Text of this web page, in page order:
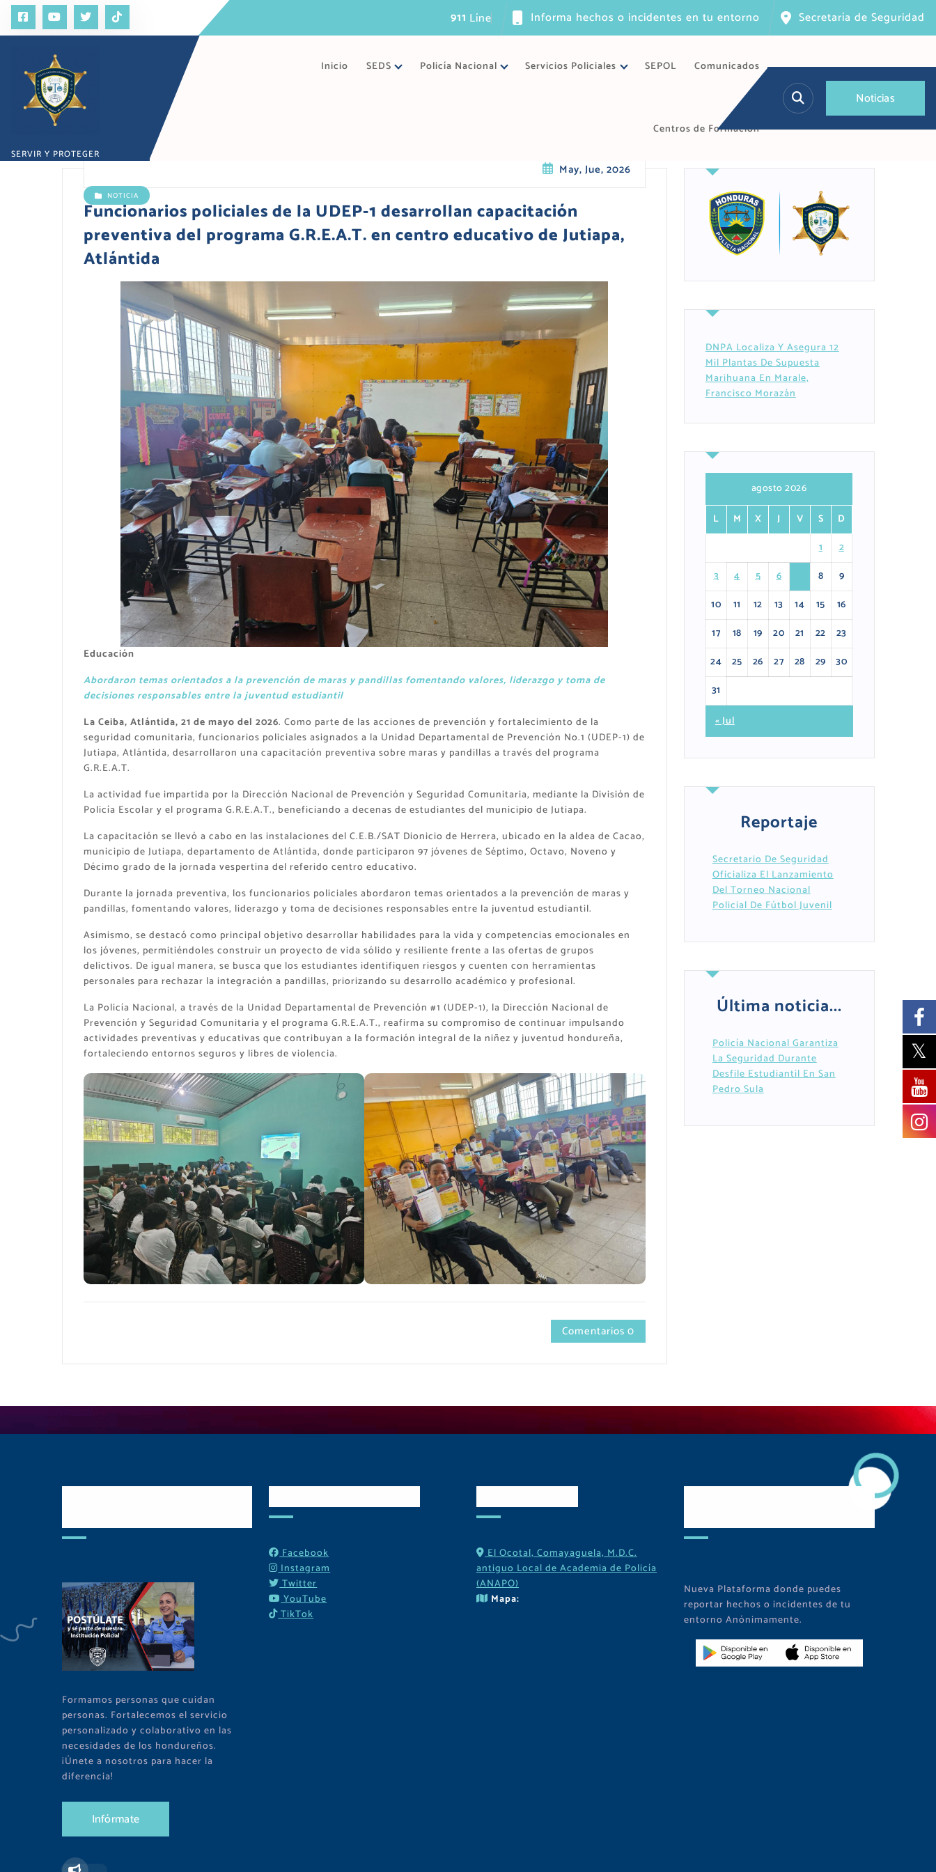
l
n
eaú nica Informa hechos o incidentes en tu entorno Secretaría de Seguridad
SERVIR Y PROTEGER
Inicio SEDS Policía Nacional Servicios Policiales SEPOL Comunicados
Centros de Formación
Noticias
May, Jue, 2026
NOTICIA
Funcionarios policiales de la UDEP-1 desarrollan capacitación
preventiva del programa G.R.E.A.T. en centro educativo de Jutiapa,
Atlántida
Educación
Abordaron temas orientados a la prevención de maras y pandillas fomentando valores, liderazgo y toma de
decisiones responsables entre la juventud estudiantil
La Ceiba, Atlántida, 21 de mayo del 2026. Como parte de las acciones de prevención y fortalecimiento de la
seguridad comunitaria, funcionarios policiales asignados a la Unidad Departamental de Prevención No.1 (UDEP-1) de
Jutiapa, Atlántida, desarrollaron una capacitación preventiva sobre maras y pandillas a través del programa
G.R.E.A.T.
La actividad fue impartida por la Dirección Nacional de Prevención y Seguridad Comunitaria, mediante la División de
Policía Escolar y el programa G.R.E.A.T., beneficiando a decenas de estudiantes del municipio de Jutiapa.
La capacitación se llevó a cabo en las instalaciones del C.E.B./SAT Dionicio de Herrera, ubicado en la aldea de Cacao,
municipio de Jutiapa, departamento de Atlántida, donde participaron 97 jóvenes de Séptimo, Octavo, Noveno y
Décimo grado de la jornada vespertina del referido centro educativo.
Durante la jornada preventiva, los funcionarios policiales abordaron temas orientados a la prevención de maras y
pandillas, fomentando valores, liderazgo y toma de decisiones responsables entre la juventud estudiantil.
Asimismo, se destacó como principal objetivo desarrollar habilidades para la vida y competencias emocionales en
los jóvenes, permitiéndoles construir un proyecto de vida sólido y resiliente frente a las ofertas de grupos
delictivos. De igual manera, se busca que los estudiantes identifiquen riesgos y cuenten con herramientas
personales para rechazar la integración a pandillas, priorizando su desarrollo académico y profesional.
La Policía Nacional, a través de la Unidad Departamental de Prevención #1 (UDEP-1), la Dirección Nacional de
Prevención y Seguridad Comunitaria y el programa G.R.E.A.T., reafirma su compromiso de continuar impulsando
actividades preventivas y educativas que contribuyan a la formación integral de la niñez y juventud hondureña,
fortaleciendo entornos seguros y libres de violencia.
Comentarios 0
DNPA Localiza Y Asegura 12
Mil Plantas De Supuesta
Marihuana En Marale,
Francisco Morazán
agosto 2026
L
M X J V S
D
1
2
3
4 5 6 8
9
10
11 12 13 14 15
16
17
18 19 20 21 22
23
24
25 26 27 28 29
30
31
« Jul
Reportaje
Secretario De Seguridad
Oficializa El Lanzamiento
Del Torneo Nacional
Policial De Fútbol Juvenil
Última noticia...
Policía Nacional Garantiza
La Seguridad Durante
Desfile Estudiantil En San
Pedro Sula
Formamos personas que cuidan
personas. Fortalecemos el servicio
personalizado y colaborativo en las
necesidades de los hondureños.
¡Únete a nosotros para hacer la
diferencia!
Infórmate
Facebook
Instagram
Twitter
YouTube
TikTok
El Ocotal, Comayaguela, M.D.C.
antiguo Local de Academia de Policía
(ANAPO)
Mapa:
Nueva Plataforma donde puedes
reportar hechos o incidentes de tu
entorno Anónimamente.